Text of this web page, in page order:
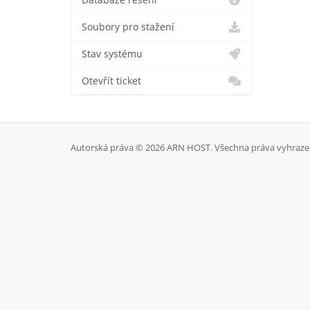
Soubory pro stažení
Stav systému
Otevřít ticket
Autorská práva © 2026 ARN HOST. Všechna práva